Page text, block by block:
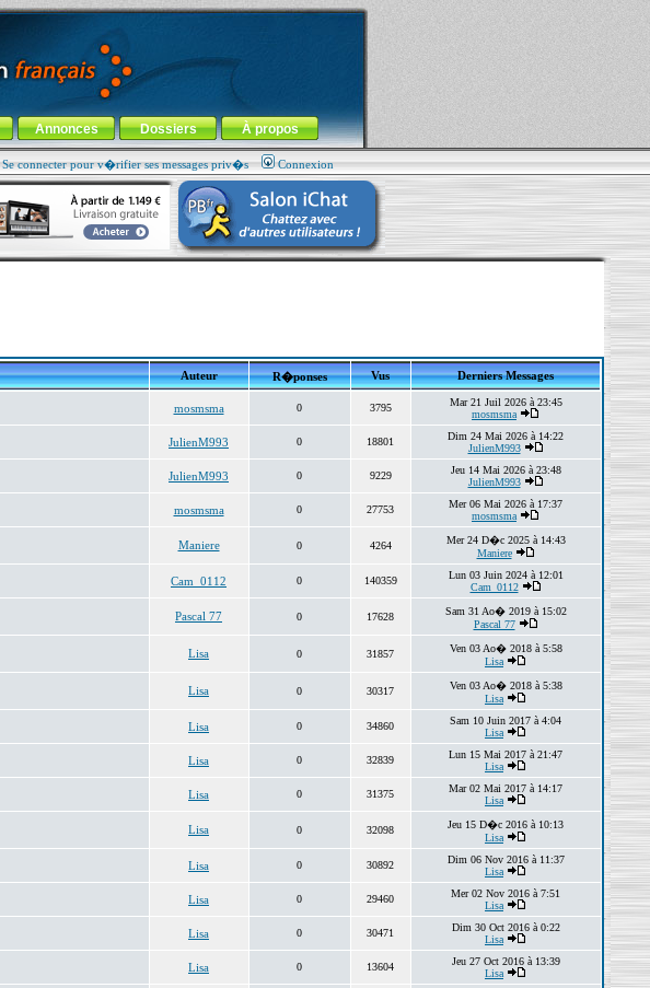
Annonces Dossiers À propos
Se connecter pour v�rifier ses messages priv�s Connexion
Auteur R�ponses Vus Derniers Messages
mosmsma 0 3795
Mar 21 Juil 2026 à 23:45
mosmsma
JulienM993 0 18801
Dim 24 Mai 2026 à 14:22
JulienM993
JulienM993 0 9229
Jeu 14 Mai 2026 à 23:48
JulienM993
mosmsma 0 27753
Mer 06 Mai 2026 à 17:37
mosmsma
Maniere 0 4264
Mer 24 D�c 2025 à 14:43
Maniere
Cam_0112 0 140359
Lun 03 Juin 2024 à 12:01
Cam_0112
Pascal 77 0 17628
Sam 31 Ao� 2019 à 15:02
Pascal 77
Lisa 0 31857
Ven 03 Ao� 2018 à 5:58
Lisa
Lisa 0 30317
Ven 03 Ao� 2018 à 5:38
Lisa
Lisa 0 34860
Sam 10 Juin 2017 à 4:04
Lisa
Lisa 0 32839
Lun 15 Mai 2017 à 21:47
Lisa
Lisa 0 31375
Mar 02 Mai 2017 à 14:17
Lisa
Lisa 0 32098
Jeu 15 D�c 2016 à 10:13
Lisa
Lisa 0 30892
Dim 06 Nov 2016 à 11:37
Lisa
Lisa 0 29460
Mer 02 Nov 2016 à 7:51
Lisa
Lisa 0 30471
Dim 30 Oct 2016 à 0:22
Lisa
Lisa 0 13604
Jeu 27 Oct 2016 à 13:39
Lisa